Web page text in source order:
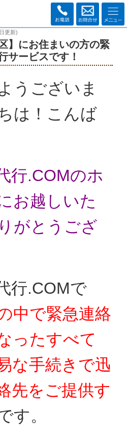
更新)
】にお住まいの方の緊
サービスです！
うございま
は！こんば
行.COMのホ
お越しいた
がとうござ
行.COMで
中で緊急連絡
ったすべて
な手続きで迅
先をご提供す
す。